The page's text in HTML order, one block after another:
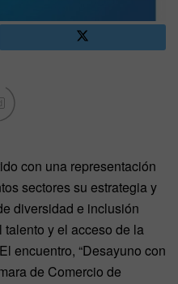
con una representación
sectores su estrategia y
diversidad e inclusión
y el acceso de la
encuentro, “Desayuno con
de Comercio de